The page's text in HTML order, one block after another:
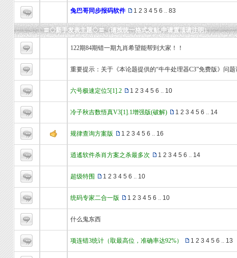
兔巴哥同步报码软件 1 2 3 4 5 6 .. 83
〓◇新手发表主题◇〓（请按统一格式发贴,申请置顶请注明）
122期84期错一期九肖希望能帮到大家！！
重要提示：关于《本论题提供的“牛牛处理器C3”免费版》问题
六号极速定位5[1].2 1 2 3 4 5 6 .. 10
冷子秋吉数悟真V3[1].1增强版(破解) 1 2 3 4 5 6 .. 14
规律查询方案版 1 2 3 4 5 6 .. 16
逍遙软件杀肖方案之杀最多次 1 2 3 4 5 6 .. 14
超级特围 1 2 3 4 5 6 .. 10
统码专家二合一版 1 2 3 4 5 6 .. 10
什么鬼东西
项连错3统计（取最高位，准确率达92%） 1 2 3 4 5 6 .. 13